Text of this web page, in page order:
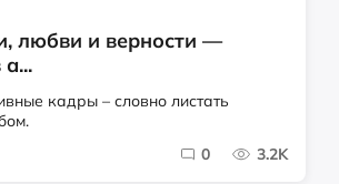
любви и верности —
кадры – словно листать
0 3.2K